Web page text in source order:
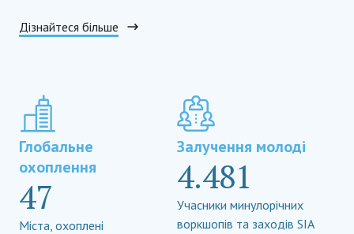
Дізнайтеся більше
Глобальне
охоплення
47
Міста, охоплені
Залучення молоді
4.481
Учасники минулорічних
воркшопів та заходів SIA